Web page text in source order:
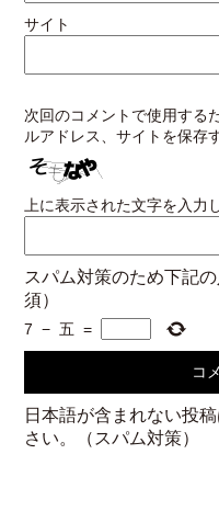
サイト
次回のコメントで使用する
ルアドレス、サイトを保存
上に表示された文字を入力
スパム対策のため下記
須）
7 − 五 =
日本語が含まれない投
さい。（スパム対策）